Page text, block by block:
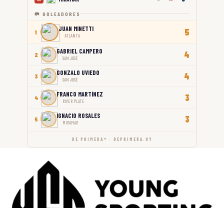
🥅 GOLEADORES
1 JUAN MINETTI
ATLANTA 5
2 GABRIEL CAMPERO
SAN JOSÉ 4
3 GONZALO UVIEDO
SAN JOSÉ 4
4 FRANCO MARTÍNEZ
RIVER PLATE 3
5 IGNACIO ROSALES
MIRAMAR 3
DE PRIMERA™ · DEPRIMERA.UY